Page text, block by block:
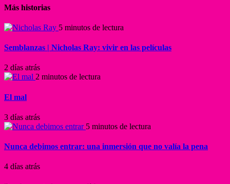
Más historias
5 minutos de lectura
Semblanzas | Nicholas Ray: vivir en las películas
2 días atrás
2 minutos de lectura
El mal
3 días atrás
5 minutos de lectura
Nunca debimos entrar: una inmersión que no valía la pena
4 días atrás